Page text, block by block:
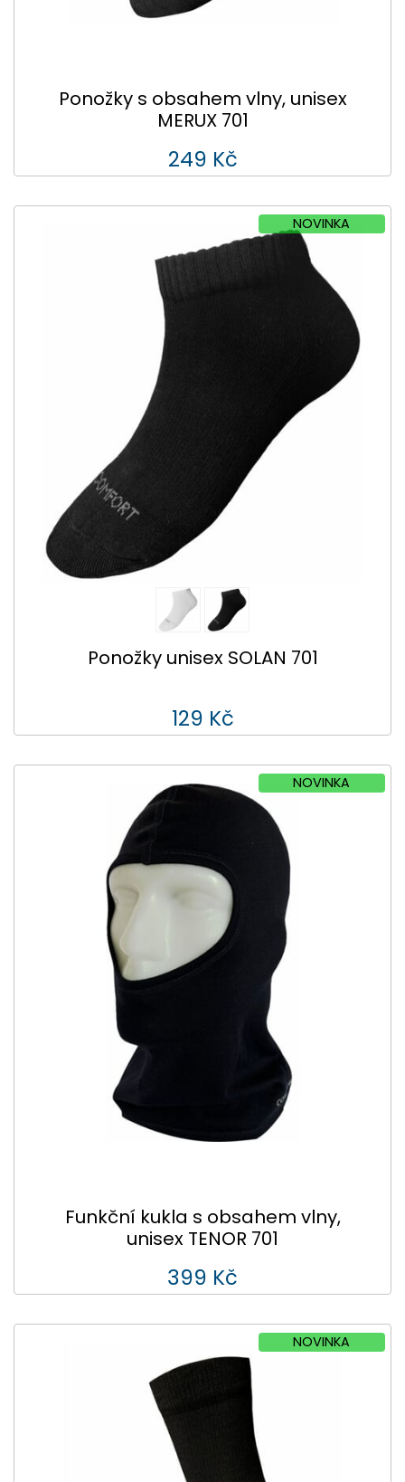
Ponožky s obsahem vlny, unisex
MERUX 701
249 Kč
NOVINKA
Ponožky unisex SOLAN 701
129 Kč
NOVINKA
Funkční kukla s obsahem vlny,
unisex TENOR 701
399 Kč
NOVINKA